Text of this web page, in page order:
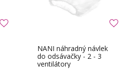
NANI náhradný návlek
do odsávačky - 2 - 3
ventilátory